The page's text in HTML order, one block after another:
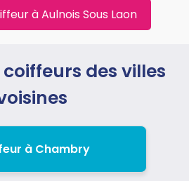
à Aulnois Sous Laon
des villes
à Chambry